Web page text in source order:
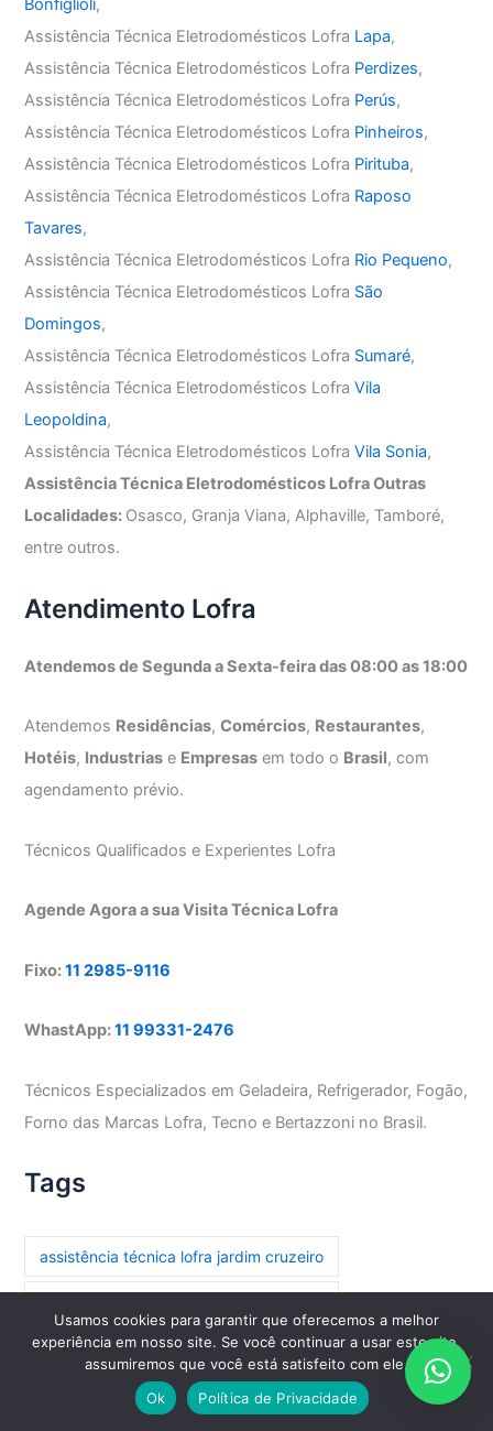
Bonfiglioli,
Assistência Técnica Eletrodomésticos Lofra Lapa,
Assistência Técnica Eletrodomésticos Lofra Perdizes,
Assistência Técnica Eletrodomésticos Lofra Perús,
Assistência Técnica Eletrodomésticos Lofra Pinheiros,
Assistência Técnica Eletrodomésticos Lofra Pirituba,
Assistência Técnica Eletrodomésticos Lofra Raposo
Tavares,
Assistência Técnica Eletrodomésticos Lofra Rio Pequeno,
Assistência Técnica Eletrodomésticos Lofra São
Domingos,
Assistência Técnica Eletrodomésticos Lofra Sumaré,
Assistência Técnica Eletrodomésticos LofraVila
Leopoldina,
Assistência Técnica Eletrodomésticos LofraVila Sonia,
Assistência Técnica Eletrodomésticos Lofra Outras
Localidades: Osasco, Granja Viana, Alphaville, Tamboré,
entre outros.
Atendimento Lofra
Atendemos de Segunda a Sexta-feira das 08:00 as 18:00
Atendemos Residências,Comércios, Restaurantes,
Hotéis, Industrias e Empresas em todo o Brasil, com
agendamento prévio.
Técnicos Qualificados e Experientes Lofra
Agende Agora a sua Visita Técnica Lofra
Fixo:11 2985-9116
WhastApp:11 99331-2476
Técnicos Especializados em Geladeira, Refrigerador, Fogão,
Forno das Marcas Lofra, Tecno e Bertazzoni no Brasil.
Tags
assistência técnica lofra jardim cruzeiro
assistência técnica lofra paraíso
assistência técnica lofra paraíso do morumbi
Usamos cookies para garantir que oferecemos a melhor
experiência em nosso site. Se você continuar a usar este site,
assumiremos que você está satisfeito com ele.
Ok
Política de Privacidade